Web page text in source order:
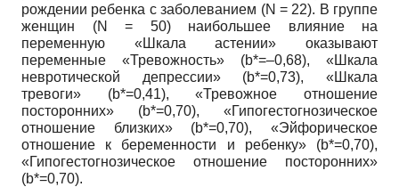
рождении ребенка с заболеванием (N = 22). В группе
женщин (N = 50) наибольшее влияние на
переменную «Шкала астении» оказывают
переменные «Тревожность» (b*=–0,68), «Шкала
невротической депрессии» (b*=0,73), «Шкала
тревоги» (b*=0,41), «Тревожное отношение
посторонних» (b*=0,70), «Гипогестогнозическое
отношение близких» (b*=0,70), «Эйфорическое
отношение к беременности и ребенку» (b*=0,70),
«Гипогестогнозическое отношение посторонних»
(b*=0,70).